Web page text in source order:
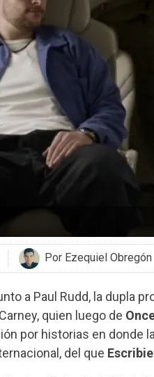
Por Ezequiel Obregón
a Paul Rudd, la dupla
quien luego de
por historias en donde
del que